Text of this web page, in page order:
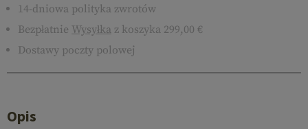
14-dniowa polityka zwrotów
Bezpłatnie Wysyłka z koszyka 299,00 €
Dostawy poczty polowej
Opis